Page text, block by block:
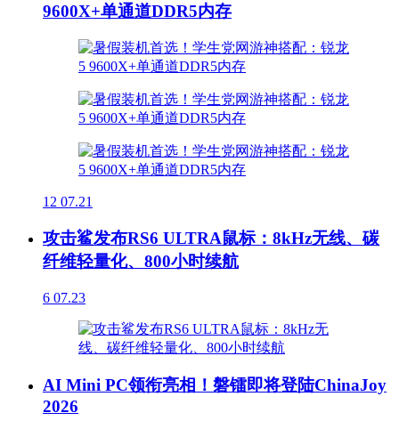
9600X+单通道DDR5内存
12 07.21
攻击鲨发布RS6 ULTRA鼠标：8kHz无线、碳
纤维轻量化、800小时续航
6 07.23
AI Mini PC领衔亮相！磐镭即将登陆ChinaJoy
2026